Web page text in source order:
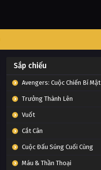
Sắp chiếu
Avengers: Cuộc Chiến Bí Mật
Trưởng Thành Lên
Vuốt
Cắt Cân
Cuộc Đấu Súng Cuối Cùng
Máu & Thần Thoại